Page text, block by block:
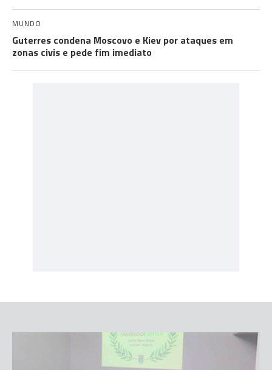
MUNDO
Guterres condena Moscovo e Kiev por ataques em
zonas civis e pede fim imediato